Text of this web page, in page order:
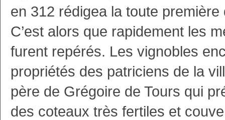
en 312 rédigea la toute
C’est alors que rapidement les
furent repérés. Les vignobles
propriétés des patriciens de la
père de Grégoire de Tours qui
des coteaux très fertiles et